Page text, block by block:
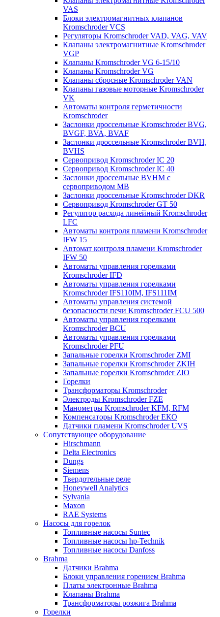
VAS
Блоки электромагнитных клапанов
Kromschroder VCS
Регуляторы Kromschroder VAD, VAG, VAV
Клапаны электромагнитные Kromschroder
VGP
Клапаны Kromschroder VG 6-15/10
Клапаны Kromschroder VG
Клапаны сбросные Kromschroder VAN
Клапаны газовые моторные Kromschroder
VK
Автоматы контроля герметичности
Kromschroder
Заслонки дроссельные Kromschroder BVG,
BVGF, BVA, BVAF
Заслонки дроссельные Kromschroder BVH,
BVHS
Сервопривод Kromschroder IC 20
Сервопривод Kromschroder IC 40
Заслонки дроссельные BVHM с
сервоприводом МВ
Заслонки дроссельные Kromschroder DKR
Cервопривод Kromschroder GT 50
Регулятор расхода линейный Kromschroder
LFC
Автоматы контроля пламени Kromschroder
IFW 15
Автомат контроля пламени Kromschroder
IFW 50
Автоматы управления горелками
Kromschroder IFD
Автоматы управления горелками
Kromschroder IFS110IM, IFS111IM
Автоматы управления системой
безопасности печи Kromschroder FCU 500
Автоматы управления горелками
Kromschroder BCU
Автоматы управления горелками
Kromschroder PFU
Запальные горелки Kromschroder ZМI
Запальные горелки Kromschroder ZKIH
Запальные горелки Kromschroder ZIO
Горелки
Трансформаторы Kromschroder
Электроды Kromschroder FZE
Манометры Kromschroder KFM, RFM
Компенсаторы Kromschroder ЕКО
Датчики пламени Kromschroder UVS
Сопутствующее оборудование
Hirschmann
Delta Electronics
Dungs
Siemens
Твердотельные реле
Honeywell Analytics
Sylvania
Maxon
RAE Systems
Насосы для горелок
Топливные насосы Suntec
Топливные насосы hp-Technik
Топливные насосы Danfoss
Brahma
Датчики Brahma
Блоки управления горением Brahma
Платы электронные Brahma
Клапаны Brahma
Трансформаторы розжига Brahma
Горелки